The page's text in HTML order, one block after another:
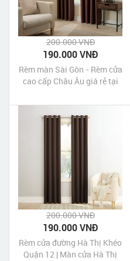
200.000 VNĐ
190.000 VNĐ
Rèm màn Sài Gòn - Rèm cửa
cao cấp Châu Âu giá rẻ tại
200.000 VNĐ
190.000 VNĐ
Rèm cửa đường Hà Thị Khéo
Quận 12 | Màn cửa Hà Thị